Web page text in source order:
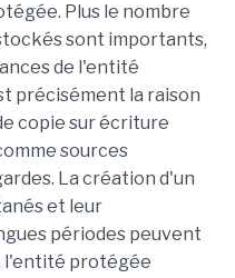
Plus le nombre
sont importants,
de l'entité
précisément la raison
copie sur écriture
sources
La création d'un
et leur
périodes peuvent
l'entité protégée